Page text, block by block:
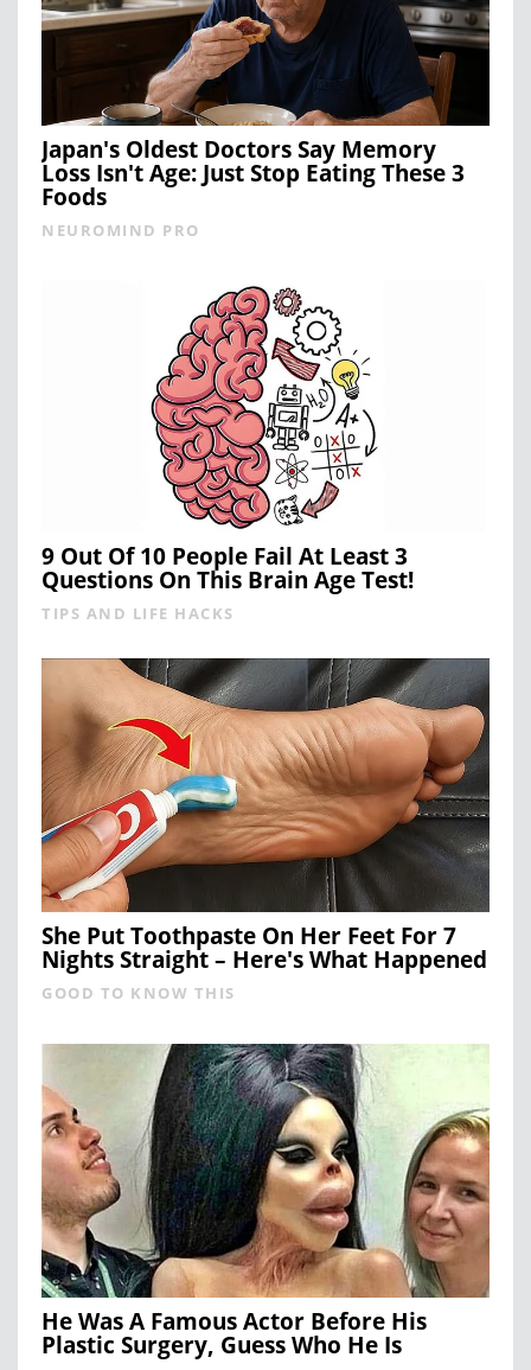
Japan's Oldest Doctors Say Memory
Loss Isn't Age: Just Stop Eating These 3
Foods
NEUROMIND PRO
9 Out Of 10 People Fail At Least 3
Questions On This Brain Age Test!
TIPS AND LIFE HACKS
She Put Toothpaste On Her Feet For 7
Nights Straight – Here's What Happened
GOOD TO KNOW THIS
He Was A Famous Actor Before His
Plastic Surgery, Guess Who He Is